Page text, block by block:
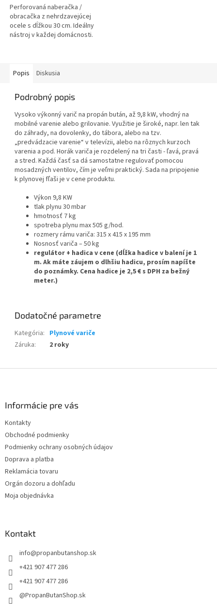
Perforovaná naberačka /
obracačka z nehrdzavejúcej
ocele s dĺžkou 30 cm. Ideálny
nástroj v každej domácnosti.
hranolky a pod.
Popis Diskusia
Podrobný popis
Vysoko výkonný varič na propán bután, až 9,8 kW, vhodný na
mobilné varenie alebo grilovanie. Využitie je široké, napr. len tak
do záhrady, na dovolenky, do tábora, alebo na tzv.
„predvádzacie varenie“ v televízii, alebo na rôznych kurzoch
varenia a pod. Horák variča je rozdelený na tri časti - ľavá, pravá
a stred. Každá časť sa dá samostatne regulovať pomocou
mosadzných ventilov, čím je veľmi praktický. Sada na pripojenie
k plynovej fľaši je v cene produktu.
Výkon 9,8 KW
tlak plynu 30 mbar
hmotnosť 7 kg
spotreba plynu max 505 g/hod.
rozmery rámu variča: 315 x 415 x 195 mm
Nosnosť variča – 50 kg
regulátor + hadica v cene (dĺžka hadice v balení je 1
m. Ak máte záujem o dlhšiu hadicu, prosím napíšte
do poznámky. Cena hadice je 2,5 € s DPH za bežný
meter.)
Dodatočné parametre
Kategória: Plynové variče
Záruka: 2 roky
Informácie pre vás
Kontakty
Obchodné podmienky
Podmienky ochrany osobných údajov
Doprava a platba
Reklamácia tovaru
Orgán dozoru a dohľadu
Moja objednávka
Kontakt
info@propanbutanshop.sk
+421 907 477 286
+421 907 477 286
@PropanButanShop.sk